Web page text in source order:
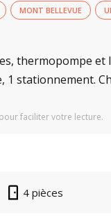
MONT BELLEVUE
thermopompe
1 stationnement.
faciliter votre lecture.
4 pièces